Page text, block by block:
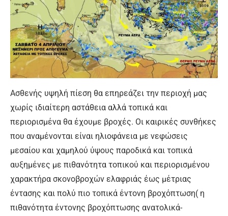
Ασθενής υψηλή πίεση θα επηρεάζει την περιοχή μας
χωρίς ιδιαίτερη αστάθεια αλλά τοπικά και
περιορισμένα θα έχουμε βροχές. Οι καιρικές συνθήκες
που αναμένονται είναι ηλιοφάνεια με νεφώσεις
μεσαίου και χαμηλού ύψους παροδικά και τοπικά
αυξημένες με πιθανότητα τοπικού και περιορισμένου
χαρακτήρα σκονοβροχών ελαφριάς έως μέτριας
έντασης και πολύ πιο τοπικά έντονη βροχόπτωση( η
πιθανότητα έντονης βροχόπτωσης ανατολικά-